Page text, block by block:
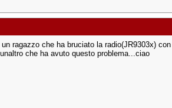
ragazzo che ha bruciato la radio(JR9303x)
che ha avuto questo problema...ciao